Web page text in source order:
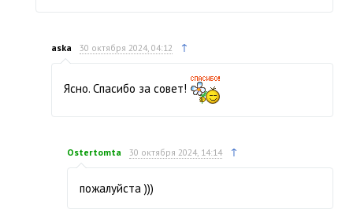
aska 30 октября 2024, 04:12 ↑
Ясно. Спасибо за совет!
Ostertomta 30 октября 2024, 14:14 ↑
пожалуйста )))